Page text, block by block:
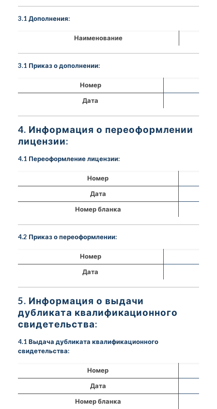
3.1 Дополнения:
Наименование
3.1 Приказ о дополнении:
Номер
Дата
4. Информация о переоформлении
лицензии:
4.1 Переоформление лицензии:
Номер
Дата
Номер бланка
4.2 Приказ о переоформлении:
Номер
Дата
5. Информация о выдачи
дубликата квалификационного
свидетельства:
4.1 Выдача дубликата квалификационного
свидетельства:
Номер
Дата
Номер бланка